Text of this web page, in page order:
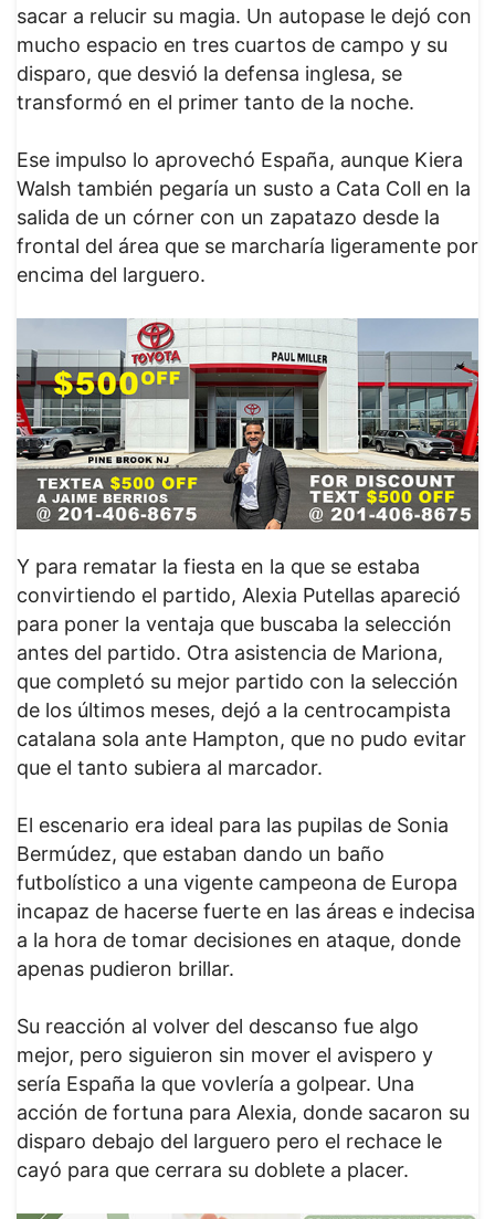
sacar a relucir su magia. Un autopase le dejó con
mucho espacio en tres cuartos de campo y su
disparo, que desvió la defensa inglesa, se
transformó en el primer tanto de la noche.
Ese impulso lo aprovechó España, aunque Kiera
Walsh también pegaría un susto a Cata Coll en la
salida de un córner con un zapatazo desde la
frontal del área que se marcharía ligeramente por
encima del larguero.
Y para rematar la fiesta en la que se estaba
convirtiendo el partido, Alexia Putellas apareció
para poner la ventaja que buscaba la selección
antes del partido. Otra asistencia de Mariona,
que completó su mejor partido con la selección
de los últimos meses, dejó a la centrocampista
catalana sola ante Hampton, que no pudo evitar
que el tanto subiera al marcador.
El escenario era ideal para las pupilas de Sonia
Bermúdez, que estaban dando un baño
futbolístico a una vigente campeona de Europa
incapaz de hacerse fuerte en las áreas e indecisa
a la hora de tomar decisiones en ataque, donde
apenas pudieron brillar.
Su reacción al volver del descanso fue algo
mejor, pero siguieron sin mover el avispero y
sería España la que vovlería a golpear. Una
acción de fortuna para Alexia, donde sacaron su
disparo debajo del larguero pero el rechace le
cayó para que cerrara su doblete a placer.